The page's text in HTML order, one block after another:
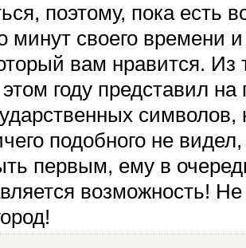
поэтому, пока есть
минут своего времени
вам нравится. Из
году представил
подобного не
первым, ему в
возможность!